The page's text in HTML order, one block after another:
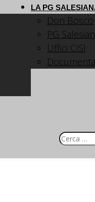
LA PG
Don Bosco
PG
Uffici CISI